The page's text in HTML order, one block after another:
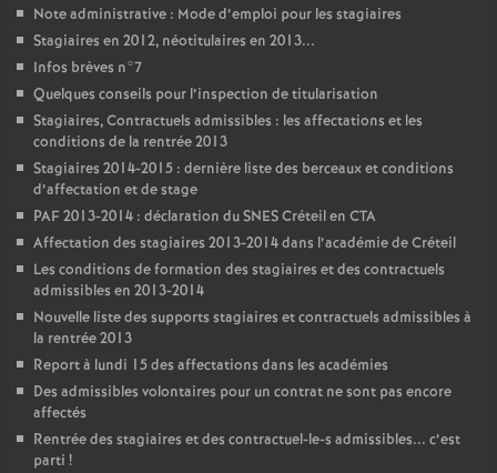
Note administrative : Mode d’emploi pour les stagiaires
Stagiaires en 2012, néotitulaires en 2013...
Infos brèves n°7
Quelques conseils pour l’inspection de titularisation
Stagiaires, Contractuels admissibles : les affectations et les
conditions de la rentrée 2013
Stagiaires 2014-2015 : dernière liste des berceaux et conditions
d’affectation et de stage
PAF2013-2014 : déclaration duSNESCréteil en CTA
Affectation des stagiaires 2013-2014 dans l’académie de Créteil
Les conditions de formation des stagiaires et des contractuels
admissibles en 2013-2014
Nouvelle liste des supports stagiaires et contractuels admissibles à
la rentrée 2013
Report à lundi 15 des affectations dans les académies
Des admissibles volontaires pour un contrat ne sont pas encore
affectés
Rentrée des stagiaires et des contractuel-le-s admissibles... c’est
parti !